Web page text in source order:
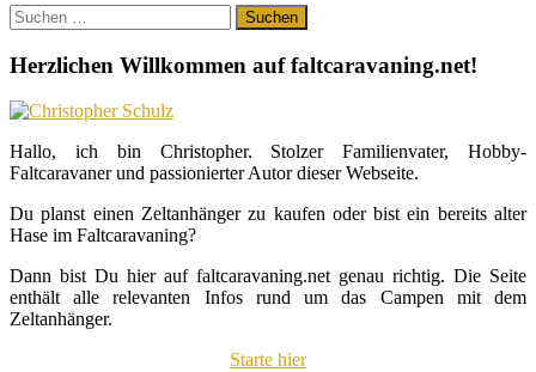
Suchen
nach:
Herzlichen Willkommen auf faltcaravaning.net!
Hallo, ich bin Christopher. Stolzer Familienvater, Hobby-
Faltcaravaner und passionierter Autor dieser Webseite.
Du planst einen Zeltanhänger zu kaufen oder bist ein bereits alter
Hase im Faltcaravaning?
Dann bist Du hier auf faltcaravaning.net genau richtig. Die Seite
enthält alle relevanten Infos rund um das Campen mit dem
Zeltanhänger.
Starte hier